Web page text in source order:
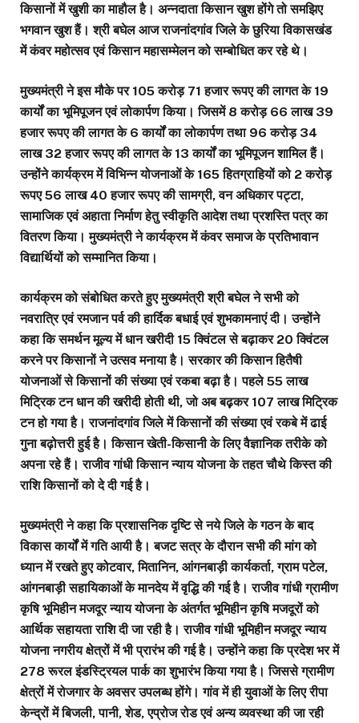
किसानों में खुशी का माहौल है। अन्नदाता किसान खुश होंगे तो समझिए
भगवान खुश हैं। श्री बघेल आज राजनांदगांव जिले के छुरिया विकासखंड
में कंवर महोत्सव एवं किसान महासम्मेलन को सम्बोधित कर रहे थे।
मुख्यमंत्री ने इस मौके पर 105 करोड़ 71 हजार रूपए की लागत के 19
कार्यों का भूमिपूजन एवं लोकार्पण किया। जिसमें 8 करोड़ 66 लाख 39
हजार रूपए की लागत के 6 कार्यों का लोकार्पण तथा 96 करोड़ 34
लाख 32 हजार रूपए की लागत के 13 कार्यों का भूमिपूजन शामिल हैं।
उन्होंने कार्यक्रम में विभिन्न योजनाओं के 165 हितग्राहियों को 2 करोड़
रूपए 56 लाख 40 हजार रूपए की सामग्री, वन अधिकार पट्टा,
सामाजिक एवं अहाता निर्माण हेतु स्वीकृति आदेश तथा प्रशस्ति पत्र का
वितरण किया। मुख्यमंत्री ने कार्यक्रम में कंवर समाज के प्रतिभावान
विद्यार्थियों को सम्मानित किया।
कार्यक्रम को संबोधित करते हुए मुख्यमंत्री श्री बघेल ने सभी को
नवरात्रि एवं रमजान पर्व की हार्दिक बधाई एवं शुभकामनाएं दी। उन्होंने
कहा कि समर्थन मूल्य में धान खरीदी 15 क्विंटल से बढ़ाकर 20 क्विंटल
करने पर किसानों ने उत्सव मनाया है। सरकार की किसान हितैषी
योजनाओं से किसानों की संख्या एवं रकबा बढ़ा है। पहले 55 लाख
मिट्रिक टन धान की खरीदी होती थी, जो अब बढ़़कर 107 लाख मिट्रिक
टन हो गया है। राजनांदगांव जिले में किसानों की संख्या एवं रकबे में ढाई
गुना बढ़ोत्तरी हुई है। किसान खेती-किसानी के लिए वैज्ञानिक तरीके को
अपना रहे हैं। राजीव गांधी किसान न्याय योजना के तहत चौथे किस्त की
राशि किसानों को दे दी गई है।
मुख्यमंत्री ने कहा कि प्रशासनिक दृष्टि से नये जिले के गठन के बाद
विकास कार्यों में गति आयी है। बजट सत्र के दौरान सभी की मांग को
ध्यान में रखते हुए कोटवार, मितानिन, आंगनबाड़ी कार्यकर्ता, ग्राम पटेल,
आंगनबाड़ी सहायिकाओं के मानदेय में वृद्धि की गई है। राजीव गांधी ग्रामीण
कृषि भूमिहीन मजदूर न्याय योजना के अंतर्गत भूमिहीन कृषि मजदूरों को
आर्थिक सहायता राशि दी जा रही है। राजीव गांधी भूमिहीन मजदूर न्याय
योजना नगरीय क्षेत्रों में भी प्रारंभ की गई है। उन्होंने कहा कि प्रदेश भर में
278 रूरल इंडस्ट्रियल पार्क का शुभारंभ किया गया है। जिससे ग्रामीण
क्षेत्रों में रोजगार के अवसर उपलब्ध होंगे। गांव में ही युवाओं के लिए रीपा
केन्द्रों में बिजली, पानी, शेड, एप्रोज रोड एवं अन्य व्यवस्था की जा रही